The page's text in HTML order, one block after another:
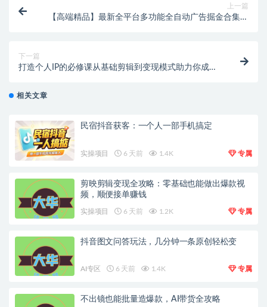
上一篇
【高端精品】最新全平台多功能全自动广告掘金合集挂
下一篇
打造个人IP的必修课从基础剪辑到变现模式助力你成为
相关文章
民宿抖音获客：一个人一部手机搞定
实操项目 6 天前 1.4K 专属
剪映剪辑变现全攻略：零基础也能做出爆款视
频，顺便接单赚钱
实操项目 6 天前 1.2K 专属
抖音图文问答玩法，几分钟一条原创轻松变
AI专区 6 天前 1.4K 专属
不出镜也能批量造爆款，AI带货全攻略